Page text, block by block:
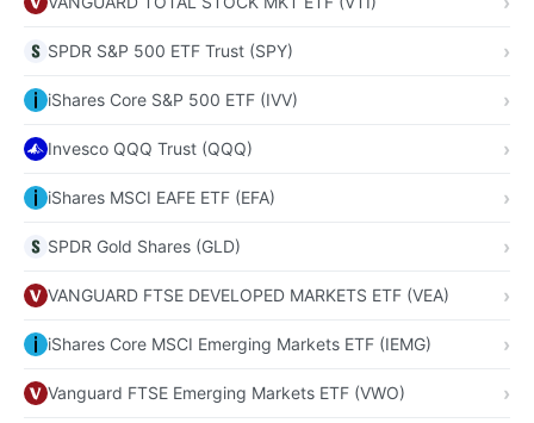
SPDR S&P 500 ETF Trust (SPY)
iShares Core S&P 500 ETF (IVV)
Invesco QQQ Trust (QQQ)
iShares MSCI EAFE ETF (EFA)
SPDR Gold Shares (GLD)
VANGUARD FTSE DEVELOPED MARKETS ETF (VEA)
iShares Core MSCI Emerging Markets ETF (IEMG)
Vanguard FTSE Emerging Markets ETF (VWO)